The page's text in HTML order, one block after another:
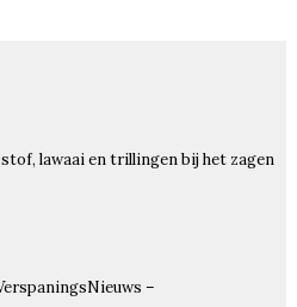
lawaai en trillingen bij het zagen
–